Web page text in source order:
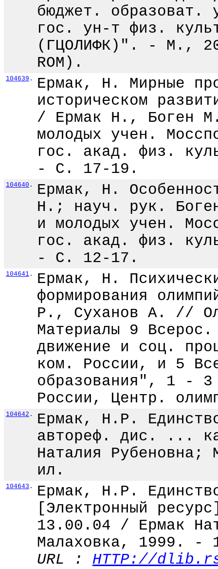
бюджет. образоват.
гос. ун-т физ.
(ГЦОЛИФК)". - М.,
ROM).
104639 .
Ермак, Н. Мирные
историческом
/ Ермак Н., Боген
молодых учен.
гос. акад. физ.
- С. 17-19.
104640 .
Ермак, Н.
Н.; науч. рук.
и молодых учен.
гос. акад. физ.
- С. 12-17.
104641 .
Ермак, Н.
формирования
Р., Суханов А. //
Материалы 9
движение и соц.
ком. России, и 5
образования", 1 -
России, Центр.
104642 .
Ермак, Н.Р.
автореф. дис. ...
Наталия
ил.
104643 .
Ермак, Н.Р.
[Электронный
13.00.04 / Ермак
Малаховка, 1999. -
URL : HTTP://